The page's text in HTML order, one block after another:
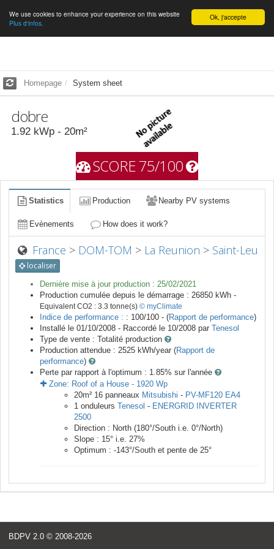
English Ok, j'accepte
We use cookies to enhance your experience on this website
Plus d'infos.
Homepage System sheet
dobre
1.92 kWp - 20m²
SCORE 75/100
Statistics Production Nearby PV systems
Evènements How does it work?
France > DOM-TOM > La Reunion > Saint-Leu
localiser
Dernière mise à jour production : 25/02/2021
Production cumulée depuis le démarrage : 26850 kWh -
Equivalent CO2 : 3.3 tonne(s) © myClimate
Indice de performance : : 100/100 - (Rapport de performance)
Installé le 01/10/2008 - Raccordé le 10/2008 par Tenesol
Type de vente : Totalité production
Production attendue : 2525 kWh/year (Rapport de
performance)
Perte par rapport à l'optimum : 1.85% sur l'année
Zone: Roof of a House - 1920 Wp
20m² 16 panneaux Mitsubishi - PV-MF120 EA4
1 onduleurs Tenesol - ENERGRID INVERTER
2500
Direction : North (180°/South i.e. 0°/North)
Slope : 15° i.e. 27%
Optimum : -143°/South et pente de 25°
BDPV 2.0 © 2008-2026